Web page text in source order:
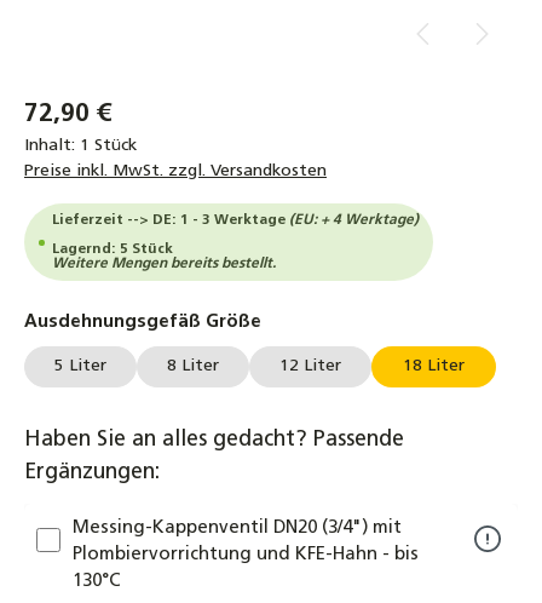
72,90 €
Inhalt: 1 Stück
Preise inkl. MwSt. zzgl. Versandkosten
Lieferzeit --> DE: 1 - 3 Werktage (EU: + 4 Werktage)
Lagernd: 5 Stück
Weitere Mengen bereits bestellt.
Ausdehnungsgefäß Größe
5 Liter 8 Liter 12 Liter 18 Liter
Haben Sie an alles gedacht? Passende
Ergänzungen:
Messing-Kappenventil DN20 (3/4") mit
Plombiervorrichtung und KFE-Hahn - bis
130°C